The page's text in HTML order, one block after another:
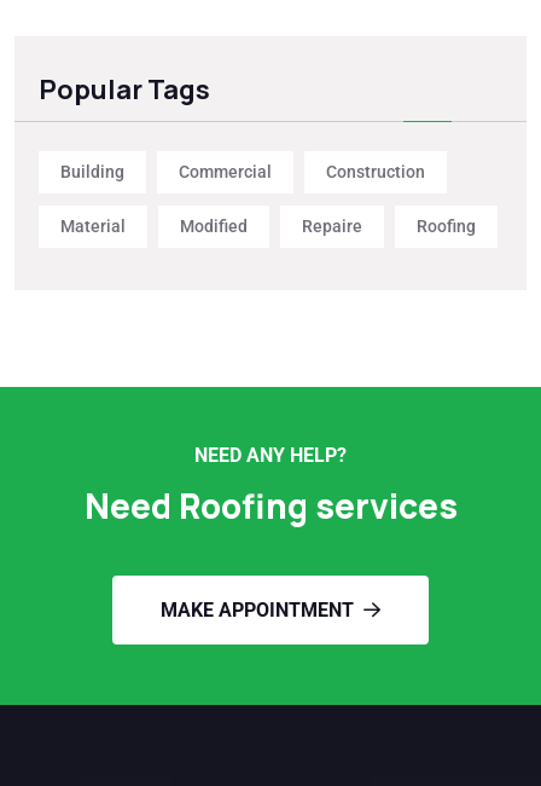
Popular Tags
Building Commercial Construction
Material Modified Repaire Roofing
NEED ANY HELP?
Need Roofing services
MAKE APPOINTMENT